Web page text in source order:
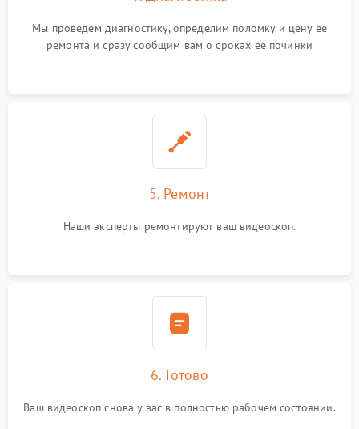
Мы проведем диагностику, определим поломку и цену ее
ремонта и сразу сообщим вам о сроках ее починки
5. Ремонт
Наши эксперты ремонтируют ваш видеоскоп.
6. Готово
Ваш видеоскоп снова у вас в полностью рабочем состоянии.